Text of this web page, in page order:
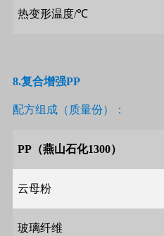
热变形温度/℃
8.复合增强PP
配方组成（质量份）：
PP （燕山石化1300）
云母粉
玻璃纤维